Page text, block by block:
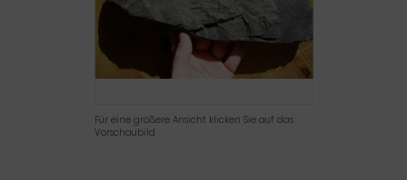
Für eine größere Ansicht klicken Sie auf das
Vorschaubild